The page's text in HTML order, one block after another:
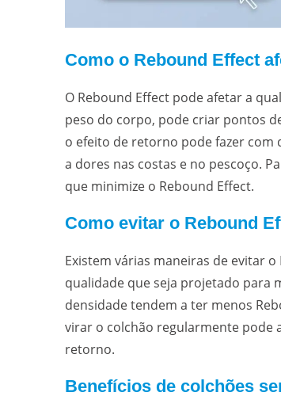
Como o Rebound Effect
O Rebound Effect pode afetar a
peso do corpo, pode criar pontos
o efeito de retorno pode fazer com
a dores nas costas e no pescoço.
que minimize o Rebound Effect.
Como evitar o Rebound
Existem várias maneiras de evitar
qualidade que seja projetado para
densidade tendem a ter menos
virar o colchão regularmente pode
retorno.
Benefícios de colchões